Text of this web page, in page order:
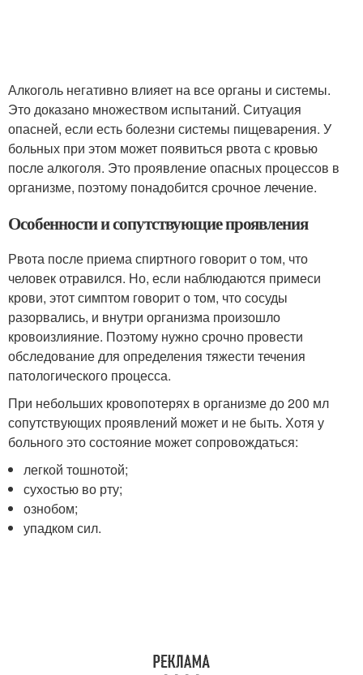
Алкоголь негативно влияет на все органы и системы.
Это доказано множеством испытаний. Ситуация
опасней, если есть болезни системы пищеварения. У
больных при этом может появиться рвота с кровью
после алкоголя. Это проявление опасных процессов в
организме, поэтому понадобится срочное лечение.
Особенности и сопутствующие проявления
Рвота после приема спиртного говорит о том, что
человек отравился. Но, если наблюдаются примеси
крови, этот симптом говорит о том, что сосуды
разорвались, и внутри организма произошло
кровоизлияние. Поэтому нужно срочно провести
обследование для определения тяжести течения
патологического процесса.
При небольших кровопотерях в организме до 200 мл
сопутствующих проявлений может и не быть. Хотя у
больного это состояние может сопровождаться:
легкой тошнотой;
сухостью во рту;
ознобом;
упадком сил.